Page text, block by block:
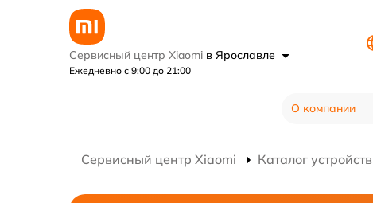
Сервисный центр Xiaomi в Ярославле
Ежедневно с 9:00 до 21:00
О компании
Сервисный центр Xiaomi Каталог устройств